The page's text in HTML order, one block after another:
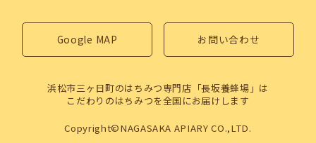
Google MAP お問い合わせ
浜松市三ヶ日町のはちみつ専門店「長坂養蜂場」は
こだわりのはちみつを全国にお届けします
Copyright©NAGASAKA APIARY CO.,LTD.